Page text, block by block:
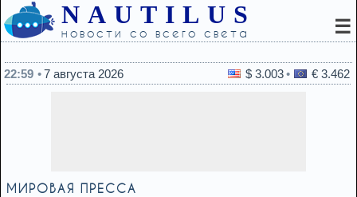
NAUTILUS
новости со всего света ☰
22:59
7 августа 2026 $ 3.003 € 3.462
МИРОВАЯ ПРЕССА